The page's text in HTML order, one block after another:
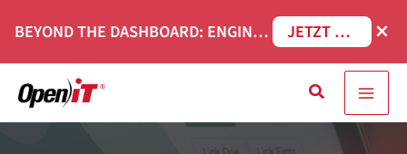
Inhalt
springen
BEYOND THE DASHBOARD: ENGINEERING SOFTWARE IN SERVICENOW WEBINAR JETZT REGISTRIEREN ×
Suche